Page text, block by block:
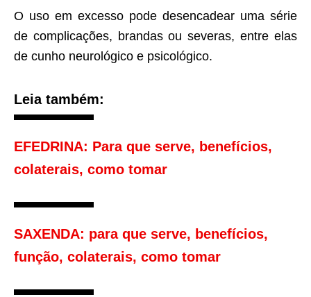
O uso em excesso pode desencadear uma série
de complicações, brandas ou severas, entre elas
de cunho neurológico e psicológico.
Leia também:
EFEDRINA: Para que serve, benefícios,
colaterais, como tomar
SAXENDA: para que serve, benefícios,
função, colaterais, como tomar